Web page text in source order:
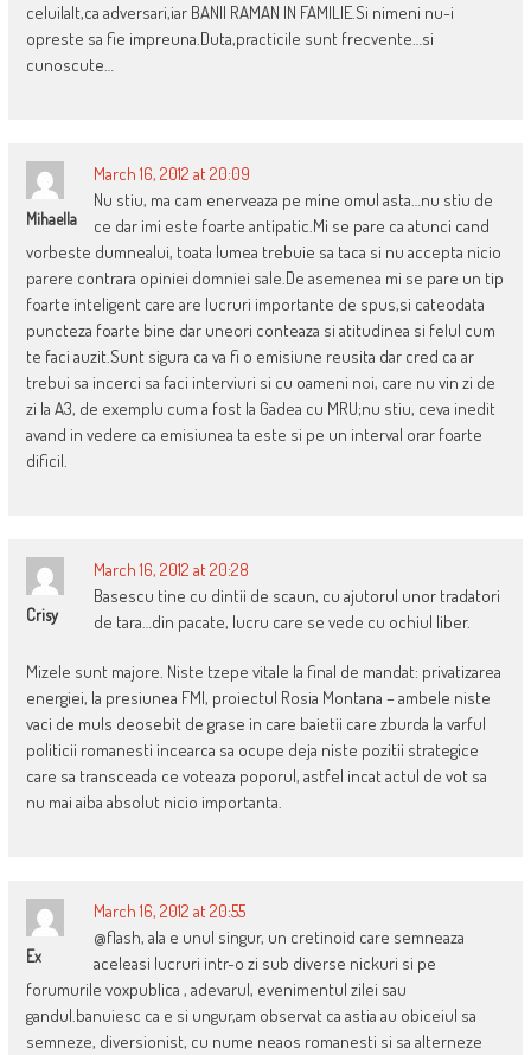
celuilalt,ca adversari,iar BANII RAMAN IN FAMILIE.Si nimeni nu-i
opreste sa fie impreuna.Duta,practicile sunt frecvente…si
cunoscute…
Mihaella
March 16, 2012 at 20:09
Nu stiu, ma cam enerveaza pe mine omul asta…nu stiu de
ce dar imi este foarte antipatic.Mi se pare ca atunci cand
vorbeste dumnealui, toata lumea trebuie sa taca si nu accepta nicio
parere contrara opiniei domniei sale.De asemenea mi se pare un tip
foarte inteligent care are lucruri importante de spus,si cateodata
puncteza foarte bine dar uneori conteaza si atitudinea si felul cum
te faci auzit.Sunt sigura ca va fi o emisiune reusita dar cred ca ar
trebui sa incerci sa faci interviuri si cu oameni noi, care nu vin zi de
zi la A3, de exemplu cum a fost la Gadea cu MRU;nu stiu, ceva inedit
avand in vedere ca emisiunea ta este si pe un interval orar foarte
dificil.
Crisy
March 16, 2012 at 20:28
Basescu tine cu dintii de scaun, cu ajutorul unor tradatori
de tara…din pacate, lucru care se vede cu ochiul liber.
Mizele sunt majore. Niste tzepe vitale la final de mandat: privatizarea
energiei, la presiunea FMI, proiectul Rosia Montana – ambele niste
vaci de muls deosebit de grase in care baietii care zburda la varful
politicii romanesti incearca sa ocupe deja niste pozitii strategice
care sa transceada ce voteaza poporul, astfel incat actul de vot sa
nu mai aiba absolut nicio importanta.
Ex
March 16, 2012 at 20:55
@flash, ala e unul singur, un cretinoid care semneaza
aceleasi lucruri intr-o zi sub diverse nickuri si pe
forumurile voxpublica , adevarul, evenimentul zilei sau
gandul.banuiesc ca e si ungur,am observat ca astia au obiceiul sa
semneze, diversionist, cu nume neaos romanesti si sa alterneze